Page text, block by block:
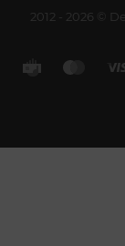
2012 - 2026 ©